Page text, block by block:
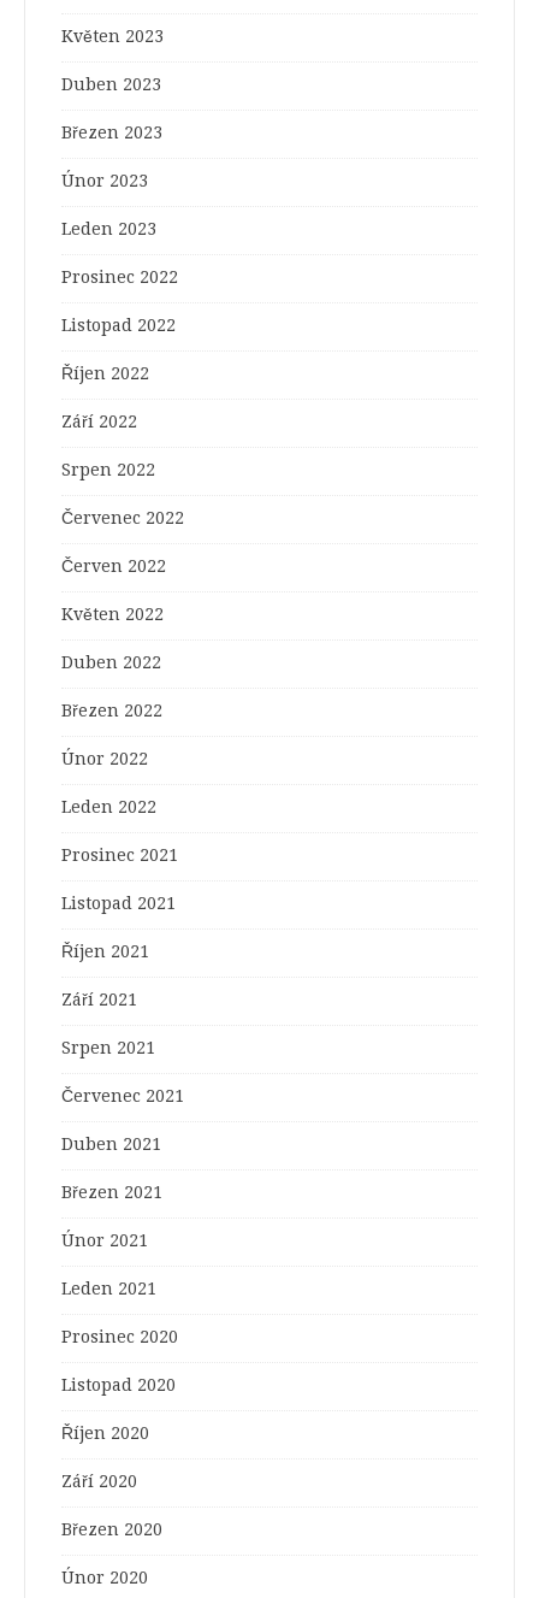
Květen 2023
Duben 2023
Březen 2023
Únor 2023
Leden 2023
Prosinec 2022
Listopad 2022
Říjen 2022
Září 2022
Srpen 2022
Červenec 2022
Červen 2022
Květen 2022
Duben 2022
Březen 2022
Únor 2022
Leden 2022
Prosinec 2021
Listopad 2021
Říjen 2021
Září 2021
Srpen 2021
Červenec 2021
Duben 2021
Březen 2021
Únor 2021
Leden 2021
Prosinec 2020
Listopad 2020
Říjen 2020
Září 2020
Březen 2020
Únor 2020